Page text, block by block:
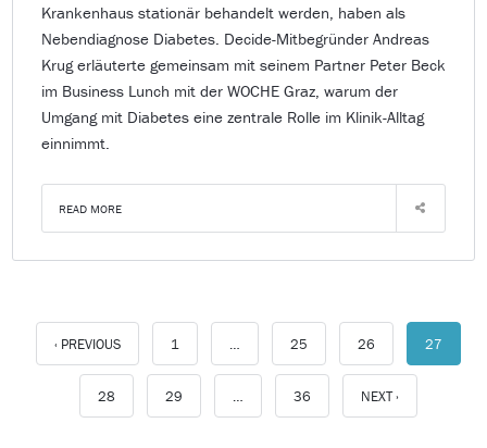
Krankenhaus stationär behandelt werden, haben als
Nebendiagnose Diabetes. Decide-Mitbegründer Andreas
Krug erläuterte gemeinsam mit seinem Partner Peter Beck
im Business Lunch mit der WOCHE Graz, warum der
Umgang mit Diabetes eine zentrale Rolle im Klinik-Alltag
einnimmt.
READ MORE
‹ PREVIOUS 1 … 25 26 27
28 29 … 36 NEXT ›